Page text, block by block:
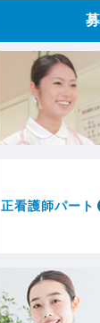
正看護師パート